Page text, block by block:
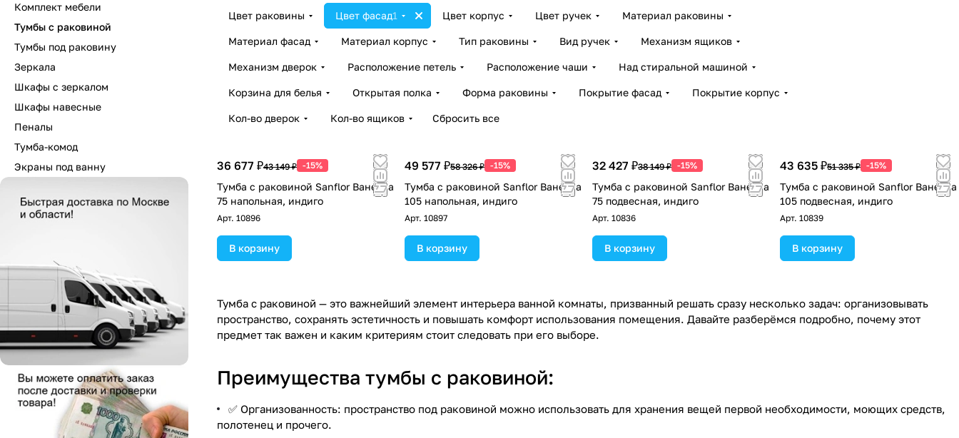
Цвет раковины Цвет фасад1 Цвет корпус Цвет ручек Материал раковины
Материал фасад Материал корпус Тип раковины Вид ручек Механизм ящиков
Механизм дверок Расположение петель Расположение чаши Над стиральной машиной
Корзина для белья Открытая полка Форма раковины Покрытие фасад Покрытие корпус
Кол-во дверок Кол-во ящиков Сбросить все
36 677 ₽43 149 ₽ -15%
Тумба с раковиной Sanflor Ванесса
75 напольная, индиго
Арт. 10896
В корзину
49 577 ₽58 326 ₽ -15%
Тумба с раковиной Sanflor Ванесса
105 напольная, индиго
Арт. 10897
В корзину
32 427 ₽38 149 ₽ -15%
Тумба с раковиной Sanflor Ванесса
75 подвесная, индиго
Арт. 10836
В корзину
43 635 ₽51 335 ₽ -15%
Тумба с раковиной Sanflor Ванесса
105 подвесная, индиго
Арт. 10839
В корзину
Тумба с раковиной — это важнейший элемент интерьера ванной комнаты, призванный решать сразу несколько задач: организовывать
пространство, сохранять эстетичность и повышать комфорт использования помещения. Давайте разберёмся подробно, почему этот
предмет так важен и каким критериям стоит следовать при его выборе.
Преимущества тумбы с раковиной:
✅ Организованность: пространство под раковиной можно использовать для хранения вещей первой необходимости, моющих средств,
полотенец и прочего.
Комплект мебели
Тумбы с раковиной
Тумбы под раковину
Зеркала
Шкафы с зеркалом
Шкафы навесные
Пеналы
Тумба-комод
Экраны под ванну